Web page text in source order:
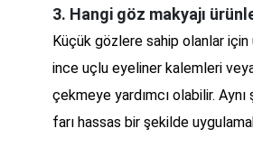
3. Hangi göz makyajı
Küçük gözlere sahip olanlar
ince uçlu eyeliner kalemleri
çekmeye yardımcı olabilir.
farı hassas bir şekilde